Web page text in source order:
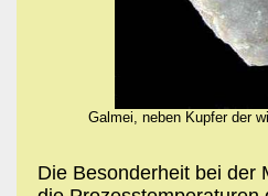
Galmei, neben Kupfer der
Die Besonderheit bei der